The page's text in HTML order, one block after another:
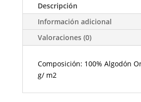
Descripción
Información adicional
Valoraciones (0)
Composición: 100% Algodón
g/ m2